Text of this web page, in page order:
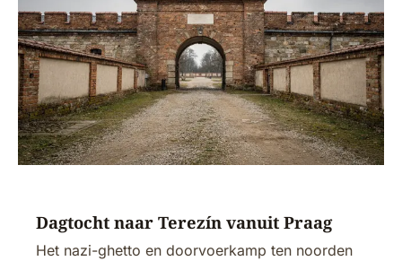
Dagtocht naar Terezín vanuit Praag
Het nazi-ghetto en doorvoerkamp ten noorden